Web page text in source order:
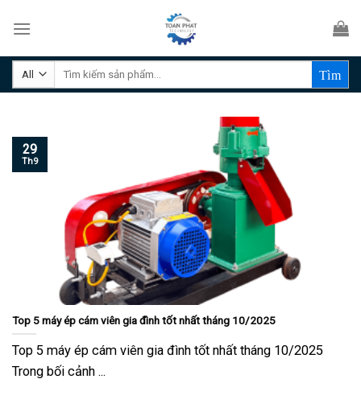
Tìm
Top 5 máy ép cám viên gia đình tốt nhất tháng 10/2025
Top 5 máy ép cám viên gia đình tốt nhất tháng 10/2025
Trong bối cảnh ...
29
Th9